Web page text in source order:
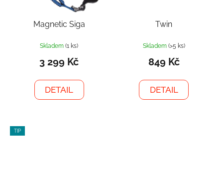
Magnetic Siga
Skladem(1 ks)
3 299 Kč
DETAIL
Twin
Skladem (>5 ks)
849 Kč
DETAIL
TIP